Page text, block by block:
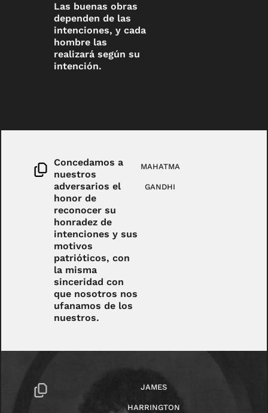
Las buenas obras
dependen de las
intenciones, y cada
hombre las
realizará según su
intención.
Concedamos a
nuestros
adversarios el
honor de
reconocer su
honradez de
intenciones y sus
motivos
patrióticos, con
la misma
sinceridad con
que nosotros nos
ufanamos de los
nuestros.
MAHATMA
GANDHI
JAMES
HARRINGTON